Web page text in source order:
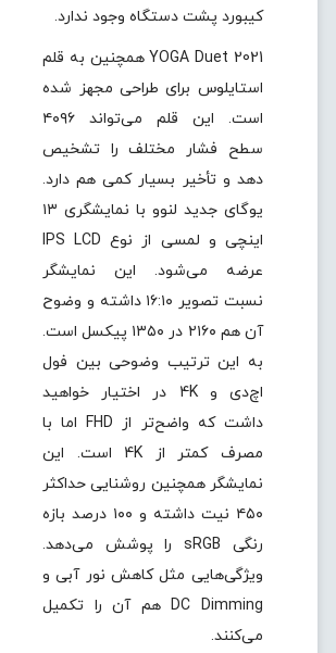
کیبورد پشت دستگاه وجود ندارد.
YOGA Duet 2021 همچنین به قلم
استایلوس برای طراحی مجهز شده
است. این قلم می‌تواند ۴۰۹۶
سطح فشار مختلف را تشخیص
دهد و تأخیر بسیار کمی هم دارد.
یوگای جدید لنوو با نمایشگری ۱۳
اینچی و لمسی از نوع IPS LCD
عرضه می‌شود. این نمایشگر
نسبت تصویر ۱۶:۱۰ داشته و وضوح
آن هم ۲۱۶۰ در ۱۳۵۰ پیکسل است.
به این ترتیب وضوحی بین فول
اچ‌دی و 4K در اختیار خواهید
داشت که واضح‌تر از FHD اما با
مصرف کمتر از 4K است. این
نمایشگر همچنین روشنایی حداکثر
۴۵۰ نیت داشته و ۱۰۰ درصد بازه
رنگی sRGB را پوشش می‌دهد.
ویژگی‌هایی مثل کاهش نور آبی و
DC Dimming هم آن را تکمیل
می‌کنند.